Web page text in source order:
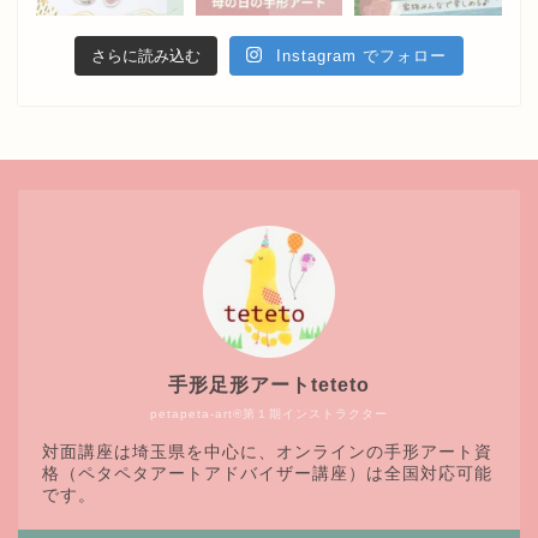
さらに読み込む Instagram でフォロー
petapeta-art®第１期インストラクター
手形足形アートteteto
対面講座は埼玉県を中心に、オンラインの手形アート資
格（ペタペタアートアドバイザー講座）は全国対応可能
です。